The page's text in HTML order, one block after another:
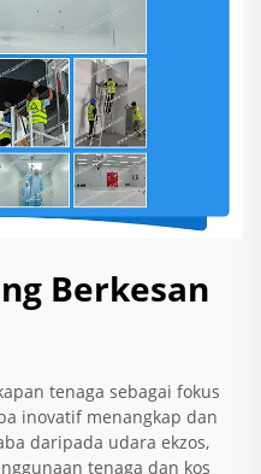
Berkesan
tenaga sebagai fokus
inovatif menangkap dan
daripada udara ekzos,
tenaga dan kos